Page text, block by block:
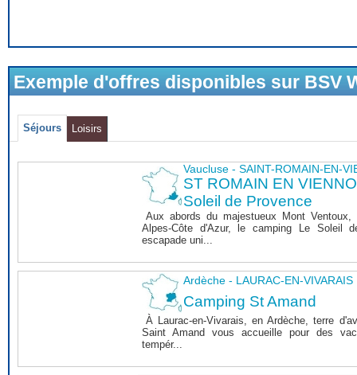
Exemple d'offres disponibles sur BSV
Séjours Loisirs
Vaucluse - SAINT-ROMAIN-EN-
ST ROMAIN EN
Soleil de Provence
Aux abords du majestueux Mont
Alpes-Côte d'Azur, le camping Le Soleil
escapade uni...
Ardèche - LAURAC-EN-VIVARAIS
Camping St Amand
À Laurac-en-Vivarais, en Ardèche, terre
Saint Amand vous accueille pour des
tempér...